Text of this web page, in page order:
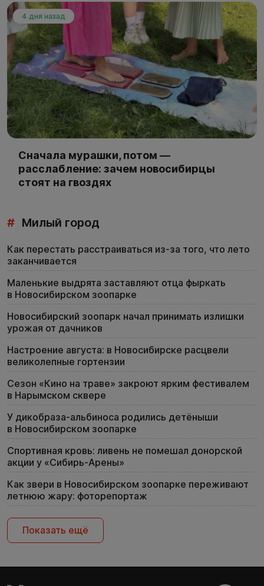
4 дня назад
Сначала мурашки, потом —
расслабление: зачем новосибирцы
стоят на гвоздях
# Милый город
Как перестать расстраиваться из-за того, что лето
заканчивается
Маленькие выдрята заставляют отца фыркать
в Новосибирском зоопарке
Новосибирский зоопарк начал принимать излишки
урожая от дачников
Настроение августа: в Новосибирске расцвели
великолепные гортензии
Сезон «Кино на траве» закроют ярким фестивалем
в Нарымском сквере
У дикобраза-альбиноса родились детёныши
в Новосибирском зоопарке
Спортивная кровь: ливень не помешал донорской
акции у «Сибирь-Арены»
Как звери в Новосибирском зоопарке переживают
летнюю жару: фоторепортаж
Показать ещё